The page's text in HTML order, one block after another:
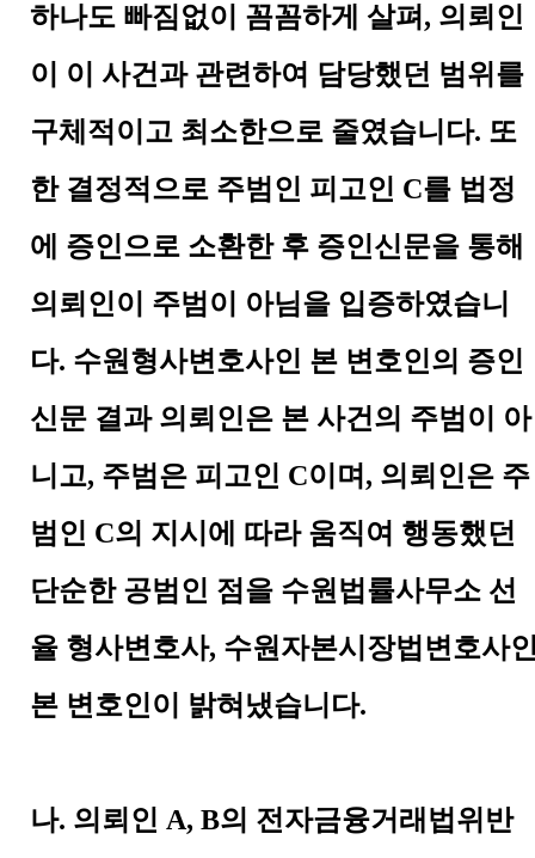
하나도 빠짐없이 꼼꼼하게 살펴 , 의뢰인
이 이 사건과 관련하여 담당했던 범위를
구체적이고 최소한으로 줄였습니다. 또
한 결정적으로 주범인 피고인 C를 법정
에 증인으로 소환한 후 증인신문을 통해
의뢰인이 주범이 아님을 입증하였습니
다. 수원형사변호사인 본 변호인의 증인
신문 결과 의뢰인은 본 사건의 주범이 아
니고, 주범은 피고인 C이며 , 의뢰인은 주
범인 C의 지시에 따라 움직여 행동했던
단순한 공범인 점을 수원법률사무소 선
율 형사변호사, 수원자본시장법변호사
본 변호인이 밝혀냈습니다.
나. 의뢰인 A, B의 전자금융거래법위반